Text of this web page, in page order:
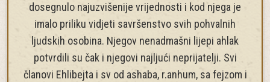
Čovječanstvo je sa Allahovim Miljenikom, s.a.v.s.,
dosegnulo najuzvišenije vrijednosti i kod njega je
imalo priliku vidjeti savršenstvo svih pohvalnih
ljudskih osobina. Njegov nenadmašni lijepi ahlak
potvrdili su čak i njegovi najljući neprijatelji. Svi